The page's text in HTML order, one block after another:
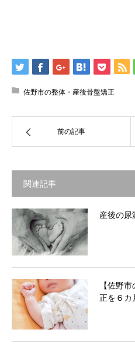
佐野市の整体・産後骨盤矯正
前の記事
関連記事
産後の尿
【佐野
正を６カ